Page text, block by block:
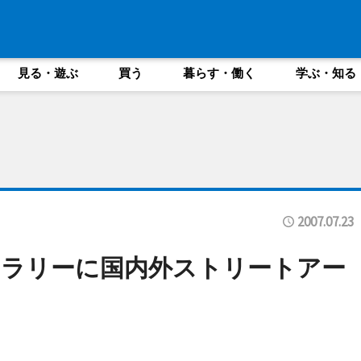
見る・遊ぶ 買う 暮らす・働く 学ぶ・知る
2007.07.23
リーに国内外ストリートアー